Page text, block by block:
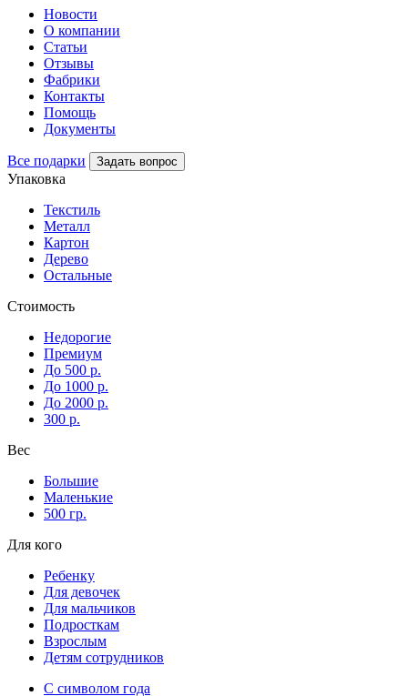
Новости
О компании
Статьи
Отзывы
Фабрики
Контакты
Помощь
Документы
Все подарки Задать вопрос
Упаковка
Текстиль
Металл
Картон
Дерево
Остальные
Стоимость
Недорогие
Премиум
До 500 р.
До 1000 р.
До 2000 р.
300 р.
Вес
Большие
Маленькие
500 гр.
Для кого
Ребенку
Для девочек
Для мальчиков
Подросткам
Взрослым
Детям сотрудников
С символом года